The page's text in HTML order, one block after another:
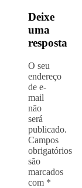
Deixe
uma
resposta
O seu
endereço
de e-
mail
não
será
publicado.
Campos
obrigatórios
são
marcados
com *